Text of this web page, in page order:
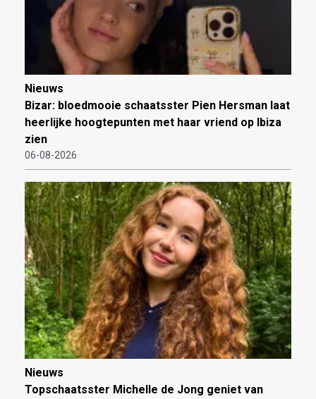
Nieuws
Bizar: bloedmooie schaatsster Pien Hersman laat
heerlijke hoogtepunten met haar vriend op Ibiza
zien
06-08-2026
Nieuws
Topschaatsster Michelle de Jong geniet van